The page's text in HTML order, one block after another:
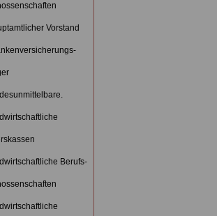
Vorstand
Berufs-